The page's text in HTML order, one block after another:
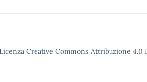
Creative Commons Attribuzione 4.0